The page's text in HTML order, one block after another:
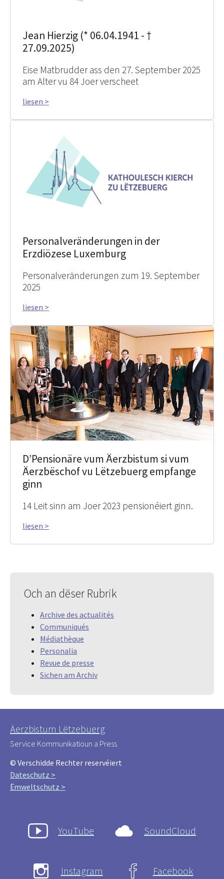
Jean Hierzig (* 06.04.1941 - †
27.09.2025)
Eise Matbrudder ass den 27. September 2025
am Alter vu 84 Joer verscheet
liesen >
Personalveränderungen in der
Erzdiözese Luxemburg
Personalveränderungen zum 19. September
2025
liesen >
D’Pensionäre vum Äerzbistum si vum
Äerzbëschof vu Lëtzebuerg empfange
ginn
14 Leit sinn am Joer 2023 pensionéiert ginn.
liesen >
Och an dëser Rubrik
Archive des actualités
Communiqués
Médiathèque
Personalia
Revue de presse
Sichen am Archiv
Äerzbistum Lëtzebuerg
Service Kommunikatioun a Press
© Verschidde Rechter reservéiert
Dateschutz >
Ëmweltschutz >
YouTube SoundCloud
Instagram Facebook